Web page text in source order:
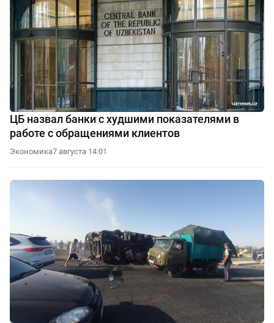
ЦБ назвал банки с худшими показателями в
работе с обращениями клиентов
Экономика7 августа 14:01